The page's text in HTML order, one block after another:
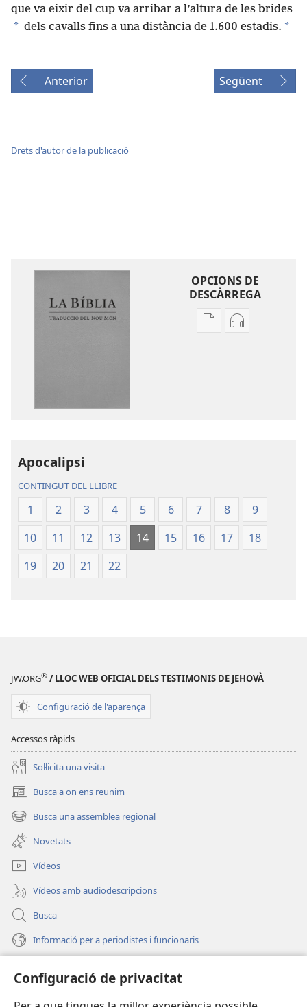
Configuració de privacitat
que va eixir del cup va arribar a l’altura de les brides
* dels cavalls fins a una distància de 1.600 estadis. *
Anterior Següent
Drets d'autor de la publicació
OPCIONS DE
DESCÀRREGA
Opcions
Món
Opcions
Apocalipsi
CONTINGUT DEL LLIBRE
1 2 3 4 5 6 7 8
9
10
11 12 13 14 15 16 17
18
19
20 21 22
JW.ORG® / LLOC WEB OFICIAL DELS TESTIMONIS DE JEHOVÀ
Configuració de l'aparença
Accessos ràpids
Soŀlicita una visita
Busca a on ens reunim
(obri
en
una
finestra
nova)
Busca una assemblea regional
(obri
en
una
finestra
nova)
Novetats
Vídeos
Vídeos amb audiodescripcions
Busca
Informació per a periodistes i funcionaris